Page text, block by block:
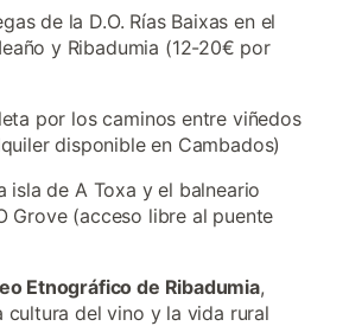
de la D.O. Rías Baixas en el
y Ribadumia (12-20€ por
por los caminos entre viñedos
disponible en Cambados)
isla de A Toxa y el balneario
Grove (acceso libre al puente
Etnográfico de Ribadumia,
cultura del vino y la vida rural